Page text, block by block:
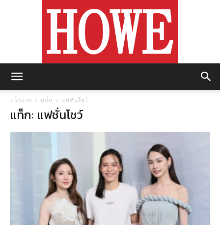
หน้าแรก แท็ก แฟชั่นโชว์
แท็ก: แฟชั่นโชว์